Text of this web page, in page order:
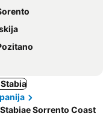
Sorrento Coast